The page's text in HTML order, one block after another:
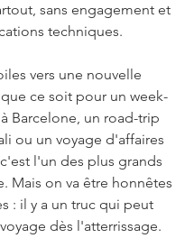
sans engagement et
techniques.
vers une nouvelle
ce soit pour un week-
Barcelone, un road-trip
ou un voyage d'affaires
l'un des plus grands
Mais on va être honnêtes
: il y a un truc qui peut
dès l'atterrissage.